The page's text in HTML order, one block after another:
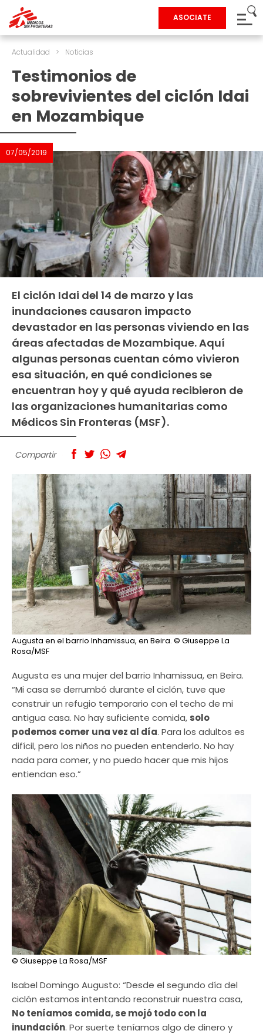
ASOCIATE
Actualidad > Noticias
Testimonios de
sobrevivientes del ciclón Idai
en Mozambique
07/05/2019
El ciclón Idai del 14 de marzo y las
inundaciones causaron impacto
devastador en las personas viviendo en las
áreas afectadas de Mozambique. Aquí
algunas personas cuentan cómo vivieron
esa situación, en qué condiciones se
encuentran hoy y qué ayuda recibieron de
las organizaciones humanitarias como
Médicos Sin Fronteras (MSF).
Compartir
Augusta en el barrio Inhamissua, en Beira. © Giuseppe La
Rosa/MSF
Augusta es una mujer del barrio Inhamissua, en Beira.
“Mi casa se derrumbó durante el ciclón, tuve que
construir un refugio temporario con el techo de mi
antigua casa. No hay suficiente comida, solo
podemos comer una vez al día. Para los adultos es
difícil, pero los niños no pueden entenderlo. No hay
nada para comer, y no puedo hacer que mis hijos
entiendan eso.”
© Giuseppe La Rosa/MSF
Isabel Domingo Augusto: “Desde el segundo día del
ciclón estamos intentando reconstruir nuestra casa,
No teníamos comida, se mojó todo con la
inundación. Por suerte teníamos algo de dinero y